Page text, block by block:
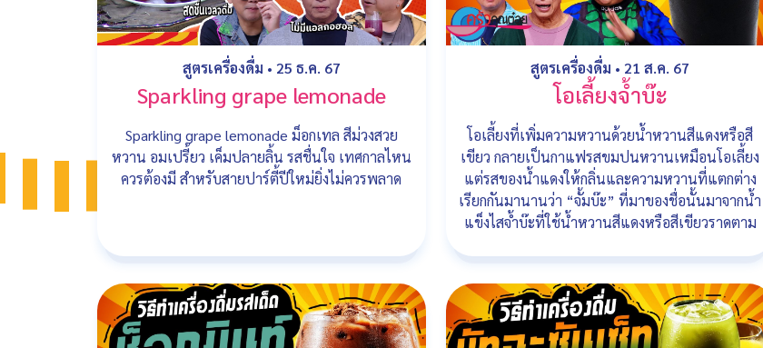
สูตรเครื่องดื่ม • 25 ธ.ค. 67
Sparkling grape lemonade
Sparkling grape lemonade ม็อกเทล สีม่วงสวย
หวาน อมเปรี้ยว เค็มปลายลิ้น รสชื่นใจ เทศกาลไหน
ควรต้องมี สำหรับสายปาร์ตี้ปีใหม่ยิ่งไม่ควรพลาด
สูตรเครื่องดื่ม • 21 ส.ค. 67
โอเลี้ยงจ้ำบ๊ะ
โอเลี้ยงที่เพิ่มความหวานด้วยน้ำหวานสีแดงหรือสี
เขียว กลายเป็นกาแฟรสขมปนหวานเหมือนโอเลี้ยง
แต่รสของน้ำแดงให้กลิ่นและความหวานที่แตกต่าง
เรียกกันมานานว่า “จั้มบ๊ะ” ที่มาของชื่อนั้นมาจากน้ำ
แข็งไสจ้ำบ๊ะที่ใช้น้ำหวานสีแดงหรือสีเขียวราดตาม